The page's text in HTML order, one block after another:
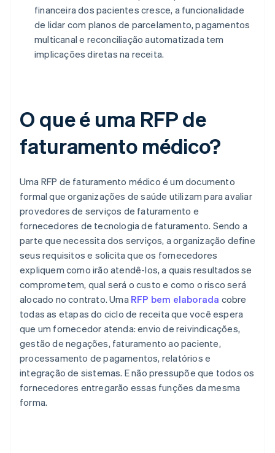
financeira dos pacientes cresce, a funcionalidade
de lidar com planos de parcelamento, pagamentos
multicanal e reconciliação automatizada tem
implicações diretas na receita.
O que é uma RFP de
faturamento médico?
Uma RFP de faturamento médico é um documento
formal que organizações de saúde utilizam para avaliar
provedores de serviços de faturamento e
fornecedores de tecnologia de faturamento. Sendo a
parte que necessita dos serviços, a organização define
seus requisitos e solicita que os fornecedores
expliquem como irão atendê-los, a quais resultados se
comprometem, qual será o custo e como o risco será
alocado no contrato. Uma RFP bem elaborada cobre
todas as etapas do ciclo de receita que você espera
que um fornecedor atenda: envio de reivindicações,
gestão de negações, faturamento ao paciente,
processamento de pagamentos, relatórios e
integração de sistemas. E não pressupõe que todos os
fornecedores entregarão essas funções da mesma
forma.